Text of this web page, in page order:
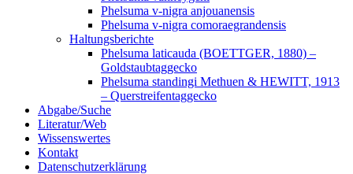
Phelsuma v-nigra anjouanensis
Phelsuma v-nigra comoraegrandensis
Haltungsberichte
Phelsuma laticauda (BOETTGER, 1880) –
Goldstaubtaggecko
Phelsuma standingi Methuen & HEWITT, 1913
– Querstreifentaggecko
Abgabe/Suche
Literatur/Web
Wissenswertes
Kontakt
Datenschutzerklärung